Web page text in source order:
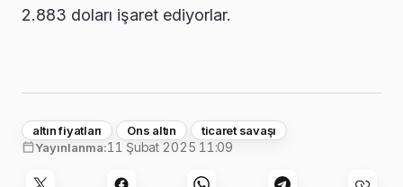
2.883 doları işaret ediyorlar.
altın fiyatları Ons altın
ticaret savaşı
Yayınlanma:11 Şubat 2025 11:09